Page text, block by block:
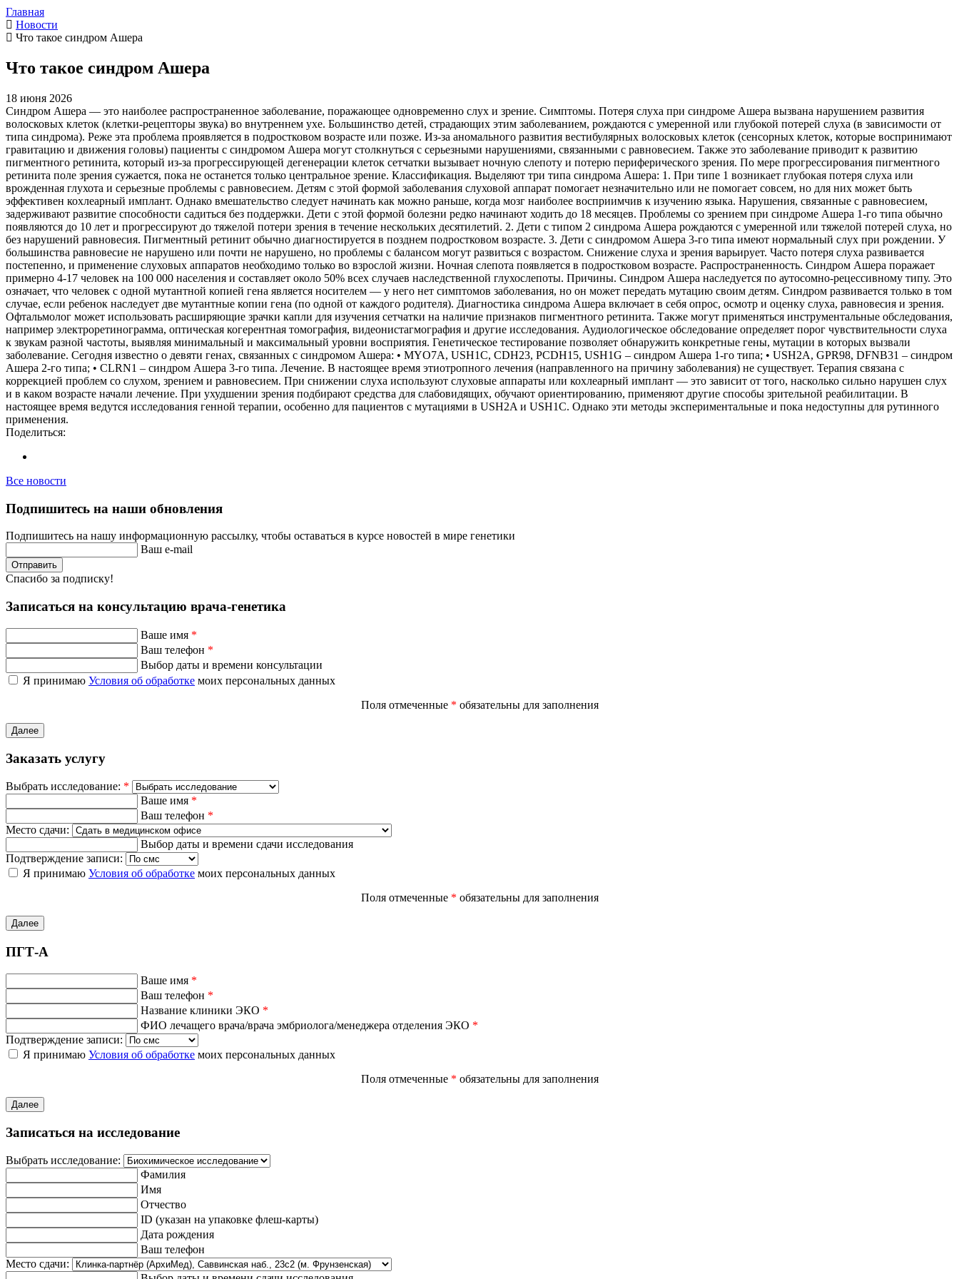
Главная
Новости
Что такое синдром Ашера
Что такое синдром Ашера
18 июня 2026
Синдром Ашера — это наиболее распространенное заболевание, поражающее одновременно слух и зрение. Симптомы. Потеря слуха при синдроме Ашера вызвана нарушением развития
волосковых клеток (клетки-рецепторы звука) во внутреннем ухе. Большинство детей, страдающих этим заболеванием, рождаются с умеренной или глубокой потерей слуха (в зависимости от
типа синдрома). Реже эта проблема проявляется в подростковом возрасте или позже. Из-за аномального развития вестибулярных волосковых клеток (сенсорных клеток, которые воспринимают
гравитацию и движения головы) пациенты с синдромом Ашера могут столкнуться с серьезными нарушениями, связанными с равновесием. Также это заболевание приводит к развитию
пигментного ретинита, который из-за прогрессирующей дегенерации клеток сетчатки вызывает ночную слепоту и потерю периферического зрения. По мере прогрессирования пигментного
ретинита поле зрения сужается, пока не останется только центральное зрение. Классификация. Выделяют три типа синдрома Ашера: 1. При типе 1 возникает глубокая потеря слуха или
врожденная глухота и серьезные проблемы с равновесием. Детям с этой формой заболевания слуховой аппарат помогает незначительно или не помогает совсем, но для них может быть
эффективен кохлеарный имплант. Однако вмешательство следует начинать как можно раньше, когда мозг наиболее восприимчив к изучению языка. Нарушения, связанные с равновесием,
задерживают развитие способности садиться без поддержки. Дети с этой формой болезни редко начинают ходить до 18 месяцев. Проблемы со зрением при синдроме Ашера 1-го типа обычно
появляются до 10 лет и прогрессируют до тяжелой потери зрения в течение нескольких десятилетий. 2. Дети с типом 2 синдрома Ашера рождаются с умеренной или тяжелой потерей слуха, но
без нарушений равновесия. Пигментный ретинит обычно диагностируется в позднем подростковом возрасте. 3. Дети с синдромом Ашера 3-го типа имеют нормальный слух при рождении. У
большинства равновесие не нарушено или почти не нарушено, но проблемы с балансом могут развиться с возрастом. Снижение слуха и зрения варьирует. Часто потеря слуха развивается
постепенно, и применение слуховых аппаратов необходимо только во взрослой жизни. Ночная слепота появляется в подростковом возрасте. Распространенность. Синдром Ашера поражает
примерно 4-17 человек на 100 000 населения и составляет около 50% всех случаев наследственной глухослепоты. Причины. Синдром Ашера наследуется по аутосомно-рецессивному типу. Это
означает, что человек с одной мутантной копией гена является носителем — у него нет симптомов заболевания, но он может передать мутацию своим детям. Синдром развивается только в том
случае, если ребенок наследует две мутантные копии гена (по одной от каждого родителя). Диагностика синдрома Ашера включает в себя опрос, осмотр и оценку слуха, равновесия и зрения.
Офтальмолог может использовать расширяющие зрачки капли для изучения сетчатки на наличие признаков пигментного ретинита. Также могут применяться инструментальные обследования,
например электроретинограмма, оптическая когерентная томография, видеонистагмография и другие исследования. Аудиологическое обследование определяет порог чувствительности слуха
к звукам разной частоты, выявляя минимальный и максимальный уровни восприятия. Генетическое тестирование позволяет обнаружить конкретные гены, мутации в которых вызвали
заболевание. Сегодня известно о девяти генах, связанных с синдромом Ашера: • MYO7A, USH1C, CDH23, PCDH15, USH1G – синдром Ашера 1-го типа; • USH2A, GPR98, DFNB31 – синдром
Ашера 2-го типа; • CLRN1 – синдром Ашера 3-го типа. Лечение. В настоящее время этиотропного лечения (направленного на причину заболевания) не существует. Терапия связана с
коррекцией проблем со слухом, зрением и равновесием. При снижении слуха используют слуховые аппараты или кохлеарный имплант — это зависит от того, насколько сильно нарушен слух
и в каком возрасте начали лечение. При ухудшении зрения подбирают средства для слабовидящих, обучают ориентированию, применяют другие способы зрительной реабилитации. В
настоящее время ведутся исследования генной терапии, особенно для пациентов с мутациями в USH2A и USH1C. Однако эти методы экспериментальные и пока недоступны для рутинного
применения.
Поделиться:
Все новости
Подпишитесь на наши обновления
Подпишитесь на нашу информационную рассылку, чтобы оставаться в курсе новостей в мире генетики
Ваш e-mail
Отправить
Спасибо за подписку!
Записаться на консультацию врача-генетика
Ваше имя *
Ваш телефон *
Выбор даты и времени консультации
Я принимаю Условия об обработке моих персональных данных
Поля отмеченные * обязательны для заполнения
Далее
Заказать услугу
Выбрать исследование: *
Ваше имя *
Ваш телефон *
Место сдачи:
Выбор даты и времени сдачи исследования
Подтверждение записи:
Я принимаю Условия об обработке моих персональных данных
Поля отмеченные * обязательны для заполнения
Далее
ПГТ-А
Ваше имя *
Ваш телефон *
Название клиники ЭКО *
ФИО лечащего врача/врача эмбриолога/менеджера отделения ЭКО *
Подтверждение записи:
Я принимаю Условия об обработке моих персональных данных
Поля отмеченные * обязательны для заполнения
Далее
Записаться на исследование
Выбрать исследование:
Фамилия
Имя
Отчество
ID (указан на упаковке флеш-карты)
Дата рождения
Ваш телефон
Место сдачи: